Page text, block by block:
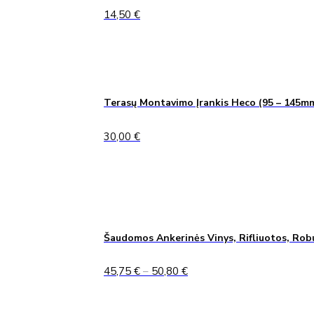
14,50 €
Terasų Montavimo Įrankis Heco (95 –
30,00 €
Šaudomos Ankerinės Vinys, Rifliuotos,
45,75 € – 50,80 €Price